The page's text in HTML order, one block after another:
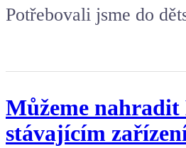
Potřebovali jsme do
Můžeme nahradit
stávajícím